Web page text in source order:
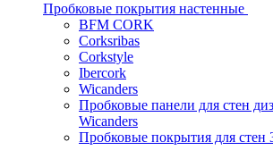
Пробковые покрытия настенные
BFM CORK
Corksribas
Corkstyle
Ibercork
Wicanders
Пробковые панели для стен
Wicanders
Пробковые покрытия для стен